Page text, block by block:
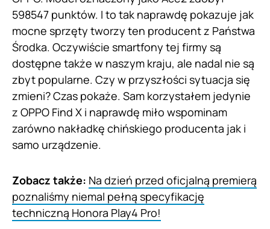
598547 punktów. I to tak naprawdę pokazuje jak
mocne sprzęty tworzy ten producent z Państwa
Środka. Oczywiście smartfony tej firmy są
dostępne także w naszym kraju, ale nadal nie są
zbyt popularne. Czy w przyszłości sytuacja się
zmieni? Czas pokaże. Sam korzystałem jedynie
z OPPO Find X i naprawdę miło wspominam
zarówno nakładkę chińskiego producenta jak i
samo urządzenie.
Zobacz także: Na dzień przed oficjalną premierą
poznaliśmy niemal pełną specyfikację
techniczną Honora Play4 Pro!